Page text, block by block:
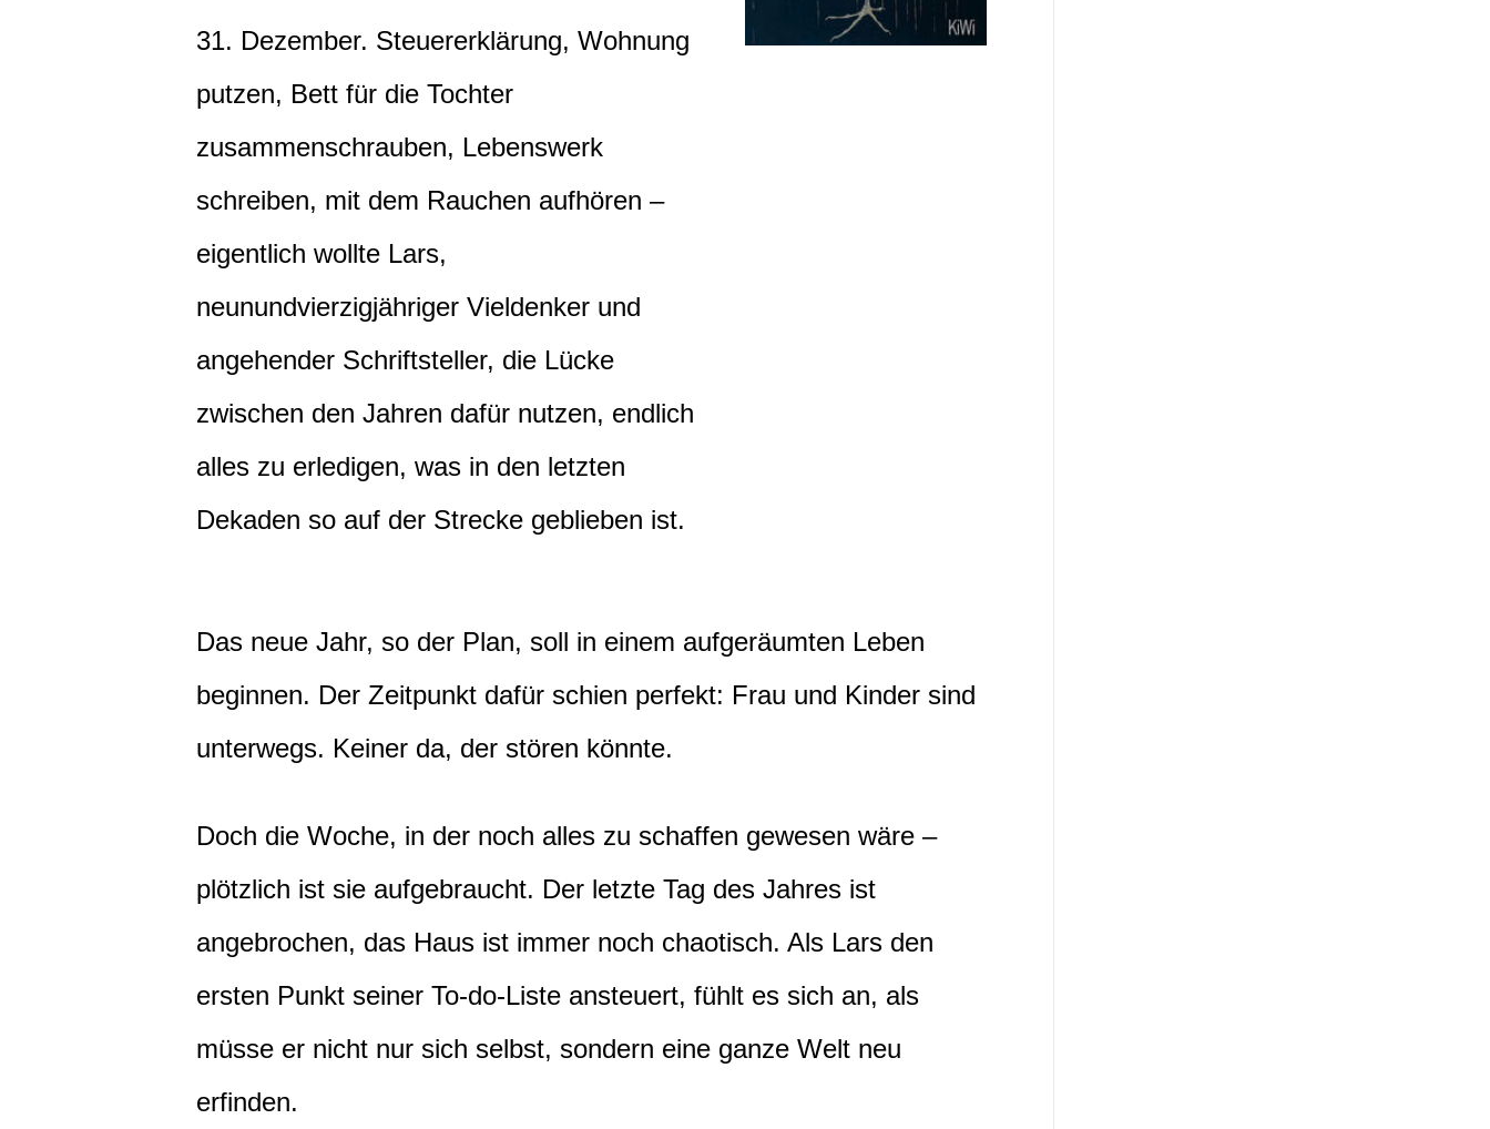
31. Dezember. Steuererklärung, Wohnung
putzen, Bett für die Tochter
zusammenschrauben, Lebenswerk
schreiben, mit dem Rauchen aufhören –
eigentlich wollte Lars,
neunundvierzigjähriger Vieldenker und
angehender Schriftsteller, die Lücke
zwischen den Jahren dafür nutzen, endlich
alles zu erledigen, was in den letzten
Dekaden so auf der Strecke geblieben ist.
Das neue Jahr, so der Plan, soll in einem aufgeräumten Leben
beginnen. Der Zeitpunkt dafür schien perfekt: Frau und Kinder sind
unterwegs. Keiner da, der stören könnte.
Doch die Woche, in der noch alles zu schaffen gewesen wäre –
plötzlich ist sie aufgebraucht. Der letzte Tag des Jahres ist
angebrochen, das Haus ist immer noch chaotisch. Als Lars den
ersten Punkt seiner To-do-Liste ansteuert, fühlt es sich an, als
müsse er nicht nur sich selbst, sondern eine ganze Welt neu
erfinden.